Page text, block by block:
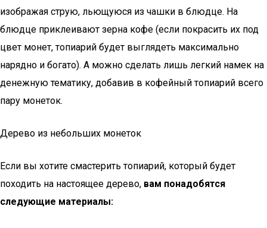
изображая струю, льющуюся из чашки в блюдце. На
блюдце приклеивают зерна кофе (если покрасить их под
цвет монет, топиарий будет выглядеть максимально
нарядно и богато). А можно сделать лишь легкий намек на
денежную тематику, добавив в кофейный топиарий всего
пару монеток.
Дерево из небольших монеток
Если вы хотите смастерить топиарий, который будет
походить на настоящее дерево, вам понадобятся
следующие материалы: